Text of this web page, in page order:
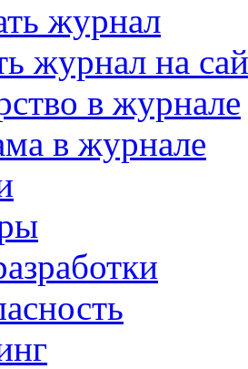
журнал
журнал на
в журнале
в журнале